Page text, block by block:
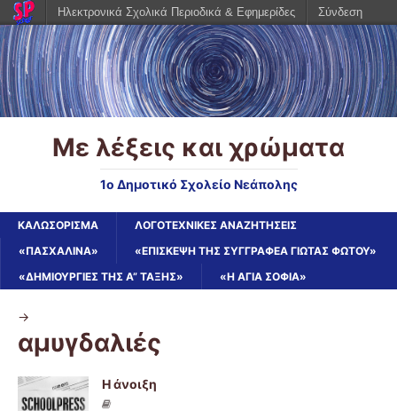
Με λέξεις και χρώματα
1ο Δημοτικό Σχολείο Νεάπολης
ΚΑΛΩΣΌΡΙΣΜΑ
ΛΟΓΟΤΕΧΝΙΚΈΣ ΑΝΑΖΗΤΉΣΕΙΣ
«ΠΑΣΧΑΛΙΝΑ»
«ΕΠΊΣΚΕΨΗ ΤΗΣ ΣΥΓΓΡΑΦΈΑ ΓΙΏΤΑΣ ΦΏΤΟΥ»
«ΔΗΜΙΟΥΡΓΊΕΣ ΤΗΣ Α” ΤΆΞΗΣ»
«Η ΑΓΊΑ ΣΟΦΊΑ»
->
αμυγδαλιές
Η άνοιξη
Ηλεκτρονικά Σχολικά Περιοδικά & Εφημερίδες Σύνδεση